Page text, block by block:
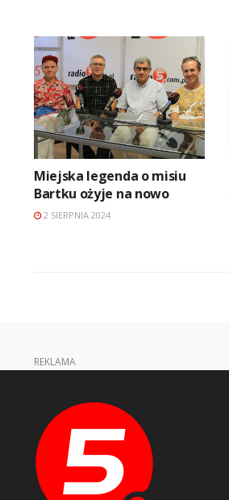
Miejska legenda o misiu
Bartku ożyje na nowo
2 SIERPNIA 2024
REKLAMA